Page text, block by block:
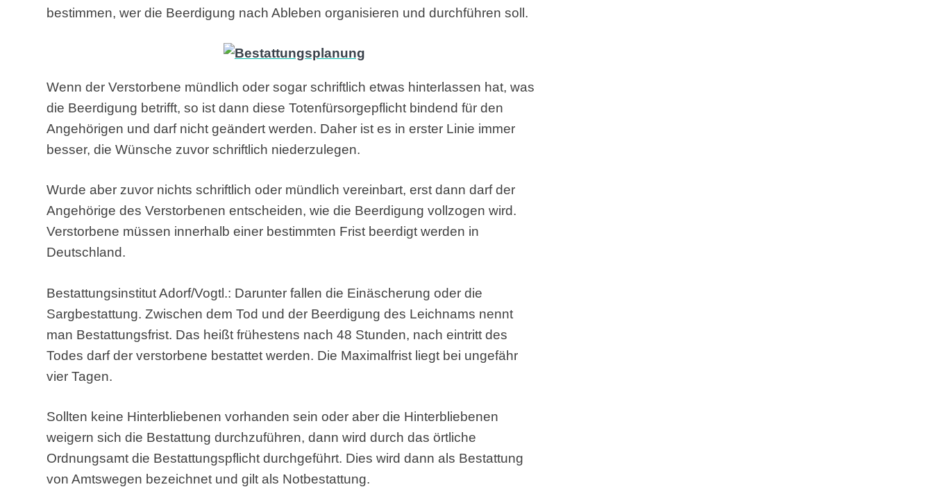
bestimmen, wer die Beerdigung nach Ableben organisieren und durchführen soll.
Wenn der Verstorbene mündlich oder sogar schriftlich etwas hinterlassen hat, was
die Beerdigung betrifft, so ist dann diese Totenfürsorgepflicht bindend für den
Angehörigen und darf nicht geändert werden. Daher ist es in erster Linie immer
besser, die Wünsche zuvor schriftlich niederzulegen.
Wurde aber zuvor nichts schriftlich oder mündlich vereinbart, erst dann darf der
Angehörige des Verstorbenen entscheiden, wie die Beerdigung vollzogen wird.
Verstorbene müssen innerhalb einer bestimmten Frist beerdigt werden in
Deutschland.
Bestattungsinstitut Adorf/Vogtl.: Darunter fallen die Einäscherung oder die
Sargbestattung. Zwischen dem Tod und der Beerdigung des Leichnams nennt
man Bestattungsfrist. Das heißt frühestens nach 48 Stunden, nach eintritt des
Todes darf der verstorbene bestattet werden. Die Maximalfrist liegt bei ungefähr
vier Tagen.
Sollten keine Hinterbliebenen vorhanden sein oder aber die Hinterbliebenen
weigern sich die Bestattung durchzuführen, dann wird durch das örtliche
Ordnungsamt die Bestattungspflicht durchgeführt. Dies wird dann als Bestattung
von Amtswegen bezeichnet und gilt als Notbestattung.